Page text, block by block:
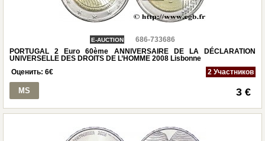
E-AUCTION
686-733686
PORTUGAL 2 Euro 60ème ANNIVERSAIRE DE LA DÉCLARATION
UNIVERSELLE DES DROITS DE L’HOMME 2008 Lisbonne
Оценить: 6€ 2 Участников
MS 3 €